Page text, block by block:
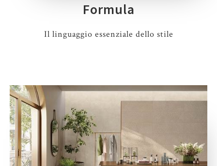
Formula
Il linguaggio essenziale dello stile